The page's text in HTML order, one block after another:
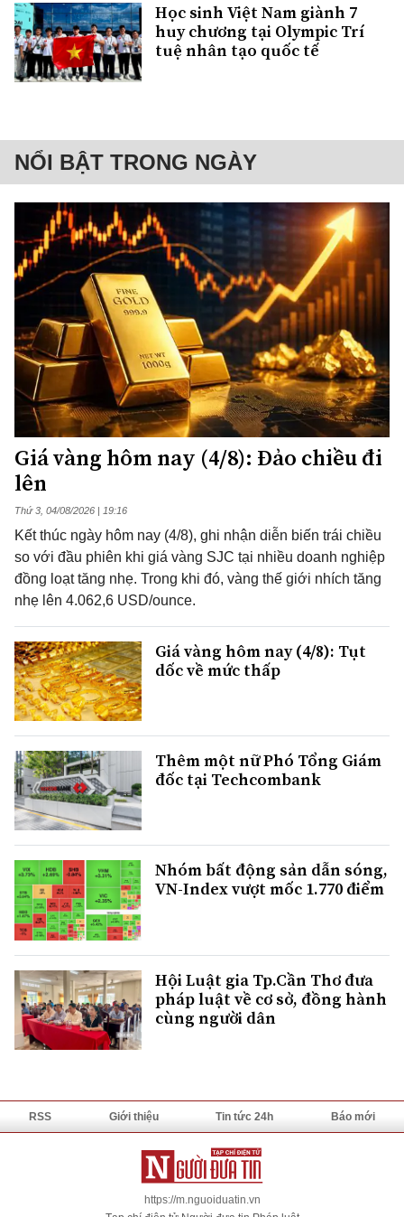
Học sinh Việt Nam giành 7
huy chương tại Olympic Trí
tuệ nhân tạo quốc tế
NỔI BẬT TRONG NGÀY
Giá vàng hôm nay (4/8): Đảo chiều đi
lên
Thứ 3, 04/08/2026 | 19:16
Kết thúc ngày hôm nay (4/8), ghi nhận diễn biến trái chiều
so với đầu phiên khi giá vàng SJC tại nhiều doanh nghiệp
đồng loạt tăng nhẹ. Trong khi đó, vàng thế giới nhích tăng
nhẹ lên 4.062,6 USD/ounce.
Giá vàng hôm nay (4/8): Tụt
dốc về mức thấp
Thêm một nữ Phó Tổng Giám
đốc tại Techcombank
Nhóm bất động sản dẫn sóng,
VN-Index vượt mốc 1.770 điểm
Hội Luật gia Tp.Cần Thơ đưa
pháp luật về cơ sở, đồng hành
cùng người dân
RSS Giới thiệu Tin tức 24h Báo mới
https://m.nguoiduatin.vn